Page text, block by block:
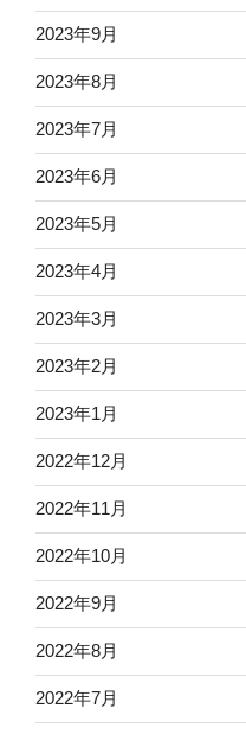
2023年9月
2023年8月
2023年7月
2023年6月
2023年5月
2023年4月
2023年3月
2023年2月
2023年1月
2022年12月
2022年11月
2022年10月
2022年9月
2022年8月
2022年7月